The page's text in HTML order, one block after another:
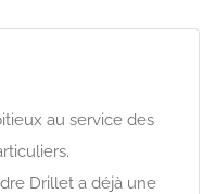
au service des
Drillet a déjà une